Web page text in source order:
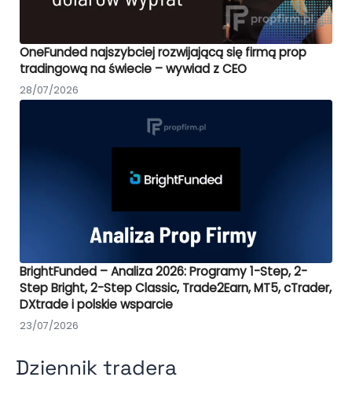
OneFunded najszybciej rozwijającą się firmą prop
tradingową na świecie – wywiad z CEO
28/07/2026
BrightFunded – Analiza 2026: Programy 1-Step, 2-
Step Bright, 2-Step Classic, Trade2Earn, MT5, cTrader,
DXtrade i polskie wsparcie
23/07/2026
Dziennik tradera